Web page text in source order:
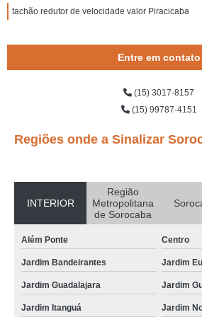
tachão redutor de velocidade valor Piracicaba
Entre em contato
(15) 3017-8157
(15) 99787-4151
Regiões onde a Sinalizar
INTERIOR
Região
Metropolitana
de Sorocaba
Além Ponte Centro
Jardim Bandeirantes Jardim
Jardim Guadalajara Jardim
Jardim Itanguá Jardim